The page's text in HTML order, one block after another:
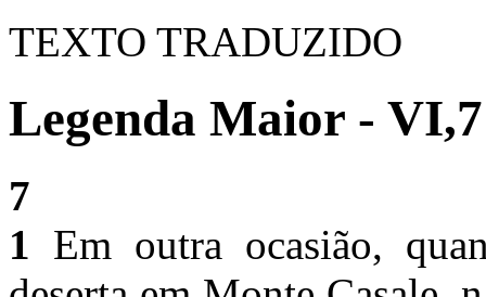
TEXTO TRADUZIDO
Legenda Maior - VI,7
7
1 Em outra ocasião,